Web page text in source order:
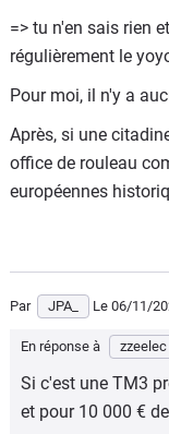
pas de raison
mais je vois plutot
l'avenir nous dira
=> tu n'en sais rien
régulièrement le
Pour moi, il n'y a
Après, si une
office de rouleau
européennes
Par JPA_ Le 06/11/
En réponse à zzeelec
Si c'est une TM3
et pour 10 000 €